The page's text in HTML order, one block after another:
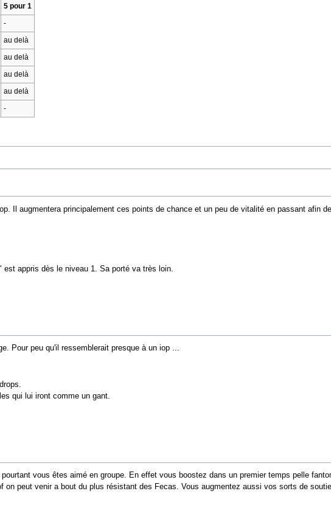
5 pour 1
-
au delà
au delà
au delà
au delà
-
Il augmentera principalement ces points de chance et un peu de vitalité en passant afin
appris dès le niveau 1. Sa porté va très loin.
Pour peu qu'il ressemblerait presque à un iop ...
qui lui iront comme un gant.
vous êtes aimé en groupe. En effet vous boostez dans un premier temps pelle
on peut venir a bout du plus résistant des Fecas. Vous augmentez aussi vos sorts de